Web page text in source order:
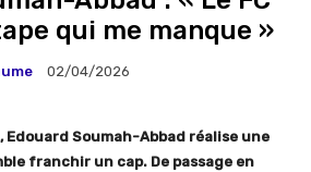
qui me manque »
02/04/2026
Edouard Soumah-Abbad réalise une
franchir un cap. De passage en